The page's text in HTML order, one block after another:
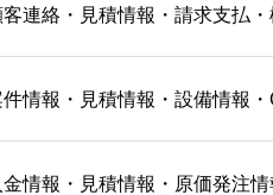
連絡・見積情報・請求支払
件情報・見積情報・設備情報
情報・見積情報・原価発注